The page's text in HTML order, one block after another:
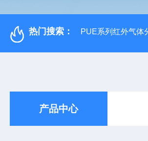
热门搜索： PUE系列红外气体
产品中心